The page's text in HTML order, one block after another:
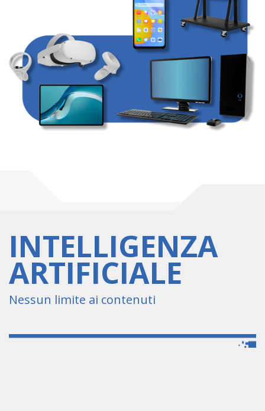
INTELLIGENZA
ARTIFICIALE
Nessun limite ai contenuti